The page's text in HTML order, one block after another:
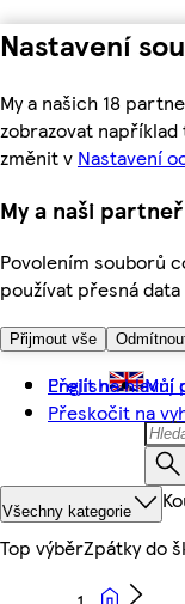
Nastavení
My a našich 18
zobrazovat
změnit v Nastavení
My a naši
Povolením souborů
používat přesná
Přijmout vše
Přejít na hlavní
Přeskočit na
English Můj
Všechny kategorie
Top výběrZpátky do